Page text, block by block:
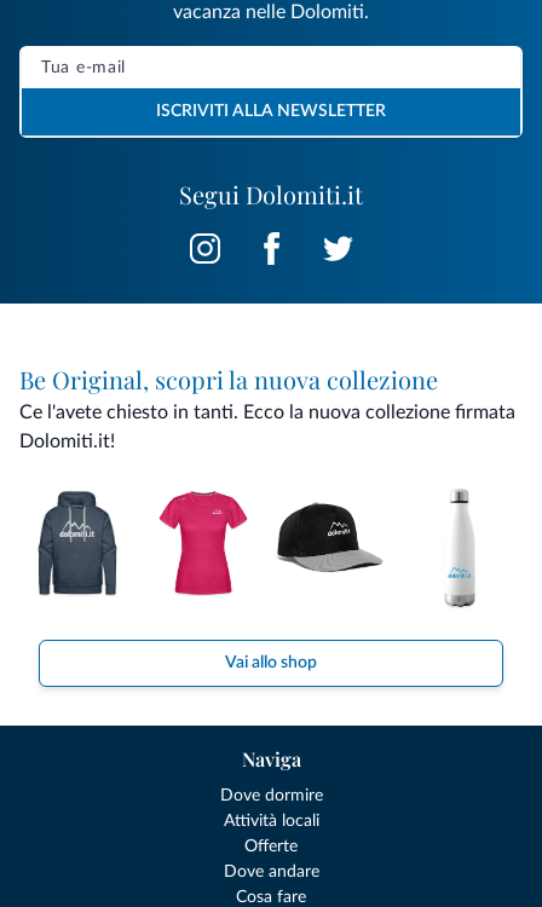
Segui Dolomiti.it
vacanza nelle Dolomiti.
ISCRIVITI ALLA NEWSLETTER
Be Original, scopri la nuova collezione
Ce l'avete chiesto in tanti. Ecco la nuova collezione firmata
Dolomiti.it!
Vai allo shop
Naviga
Dove dormire
Attività locali
Offerte
Dove andare
Cosa fare